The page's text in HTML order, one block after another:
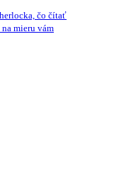
čo čítať
mieru vám